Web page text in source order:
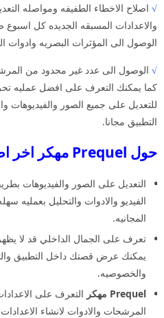
√ اصلاح الاخطاء الطفيفه ومواصله
والاعدادات المسبقه الجديده كل
الوصول الى المؤثرات البصريه وادوات
√ الوصول الى عدد غير محدود من
كما يمكنك التعرف على افضل عمليه
للتعديل على جميع الصور والفيديوهات
التطبيق مجانا.
حول Prequel مهكر اخر اصدار من ميديا فاير
التعديل على الصور والفيديوهات
الفيديو والادوات والتحليل بعمليه
المجانيه.
تعرف على الجمال الداخلي قد لا
يمكنك عرض قصتك داخل التطبيق
والخصوصيه.
Prequel مهكر
التعرف على
المرشحات والادوات لانشاء